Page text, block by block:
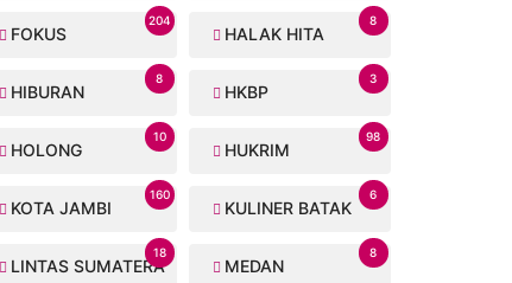
FOKUS
204
HALAK HITA
8
HIBURAN
8
HKBP
3
HOLONG
10
HUKRIM
98
KOTA JAMBI
160
KULINER BATAK
6
LINTAS SUMATERA
18
MEDAN
8